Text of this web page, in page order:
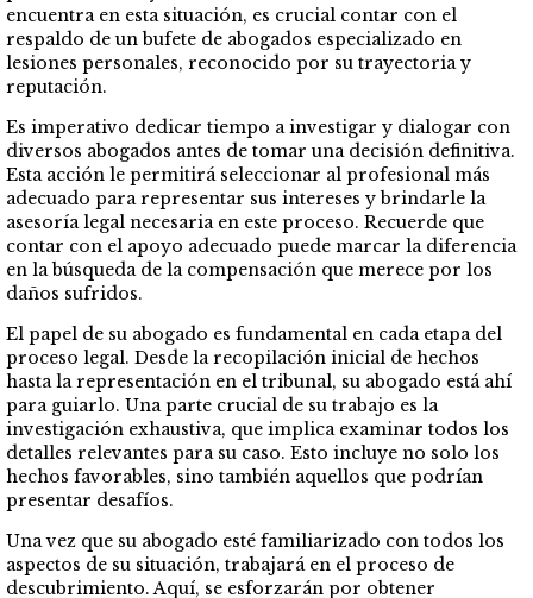
encuentra en esta situación, es crucial contar con el
respaldo de un bufete de abogados especializado en
lesiones personales, reconocido por su trayectoria y
reputación.
Es imperativo dedicar tiempo a investigar y dialogar con
diversos abogados antes de tomar una decisión definitiva.
Esta acción le permitirá seleccionar al profesional más
adecuado para representar sus intereses y brindarle la
asesoría legal necesaria en este proceso. Recuerde que
contar con el apoyo adecuado puede marcar la diferencia
en la búsqueda de la compensación que merece por los
daños sufridos.
El papel de su abogado es fundamental en cada etapa del
proceso legal. Desde la recopilación inicial de hechos
hasta la representación en el tribunal, su abogado está ahí
para guiarlo. Una parte crucial de su trabajo es la
investigación exhaustiva, que implica examinar todos los
detalles relevantes para su caso. Esto incluye no solo los
hechos favorables, sino también aquellos que podrían
presentar desafíos.
Una vez que su abogado esté familiarizado con todos los
aspectos de su situación, trabajará en el proceso de
descubrimiento. Aquí, se esforzarán por obtener